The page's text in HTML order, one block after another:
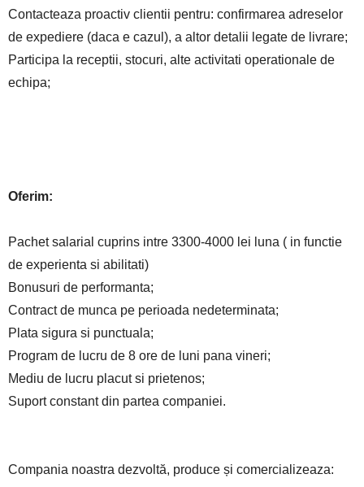
Contacteaza proactiv clientii pentru: confirmarea adreselor
de expediere (daca e cazul), a altor detalii legate de livrare;
Participa la receptii, stocuri, alte activitati operationale de
echipa;
Oferim:
Pachet salarial cuprins intre 3300-4000 lei luna ( in functie
de experienta si abilitati)
Bonusuri de performanta;
Contract de munca pe perioada nedeterminata;
Plata sigura si punctuala;
Program de lucru de 8 ore de luni pana vineri;
Mediu de lucru placut si prietenos;
Suport constant din partea companiei.
Compania noastra dezvoltă, produce și comercializeaza: